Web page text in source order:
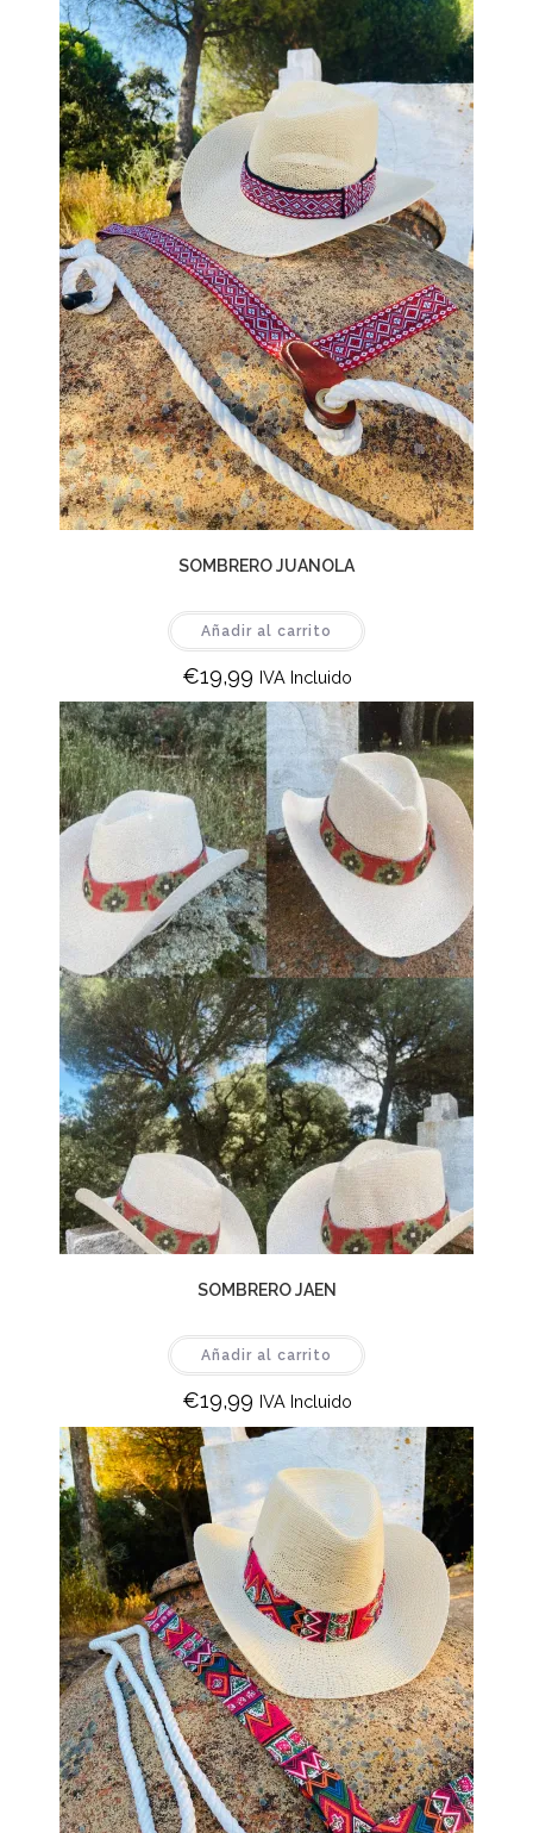
SOMBRERO JUANOLA
Añadir al carrito
€19,99 IVA Incluido
SOMBRERO JAEN
Añadir al carrito
€19,99 IVA Incluido